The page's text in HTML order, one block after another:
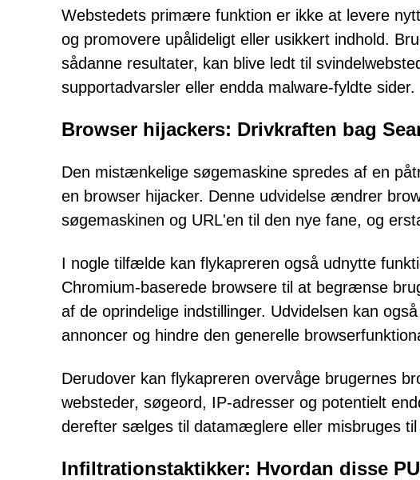
Webstedets primære funktion er ikke at levere
og promovere upålideligt eller usikkert indhold.
sådanne resultater, kan blive ledt til
supportadvarsler eller endda malware-fyldte sider.
Browser hijackers: Drivkraften bag
Den mistænkelige søgemaskine spredes af en
en browser hijacker. Denne udvidelse ændrer
søgemaskinen og URL'en til den nye fane, og
I nogle tilfælde kan flykapreren også udnytte
Chromium-baserede browsere til at begrænse
af de oprindelige indstillinger. Udvidelsen kan
annoncer og hindre den generelle
Derudover kan flykapreren overvåge brugernes
websteder, søgeord, IP-adresser og potentielt
derefter sælges til datamæglere eller misbruges
Infiltrationstaktikker: Hvordan disse